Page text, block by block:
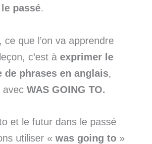
passé.
ce que l’on va apprendre
c’est à exprimer le
de phrases en anglais,
avec WAS GOING TO.
et le futur dans le passé
utiliser « was going to »